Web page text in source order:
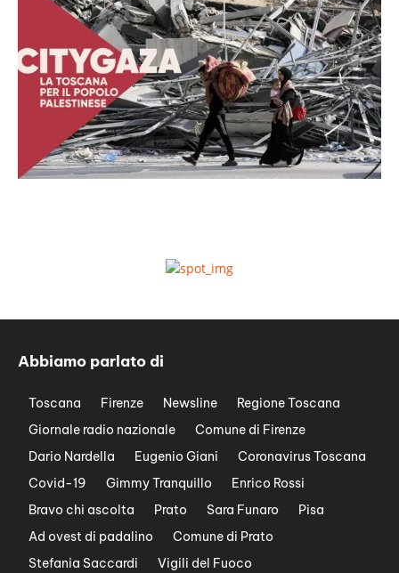
Abbiamo parlato di
Toscana Firenze Newsline
Regione Toscana
Giornale radio nazionale
Comune di Firenze
Dario Nardella
Eugenio Giani
Coronavirus Toscana
Covid-19
Gimmy Tranquillo
Enrico Rossi
Bravo chi ascolta
Prato Sara Funaro
Pisa
Ad ovest di padalino
Comune di Prato
Stefania Saccardi
Vigili del Fuoco